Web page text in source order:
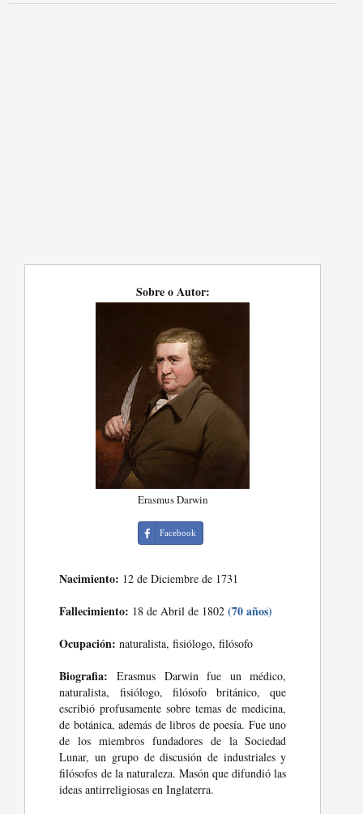
Sobre o Autor:
Erasmus Darwin
Facebook
Nacimiento: 12 de Diciembre de 1731
Fallecimiento: 18 de Abril de 1802(70 años)
Ocupación: naturalista, fisiólogo, filósofo
Biografia: Erasmus Darwin fue un médico,
naturalista, fisiólogo, filósofo británico, que
escribió profusamente sobre temas de medicina,
de botánica, además de libros de poesía. Fue uno
de los miembros fundadores de la Sociedad
Lunar, un grupo de discusión de industriales y
filósofos de la naturaleza. Masón que difundió las
ideas antirreligiosas en Inglaterra.